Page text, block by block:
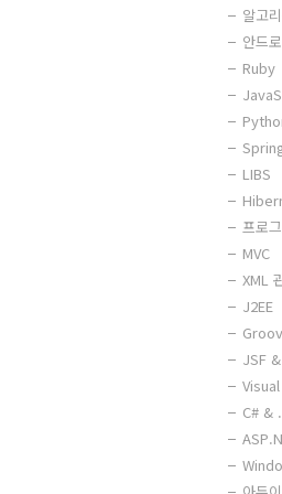
알고
안드
Ruby
LIBS
프로
MVC
XML
J2EE
JSF
C# &